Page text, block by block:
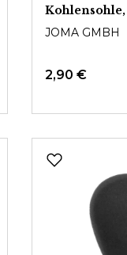
JOMA GMBH
2,90 €